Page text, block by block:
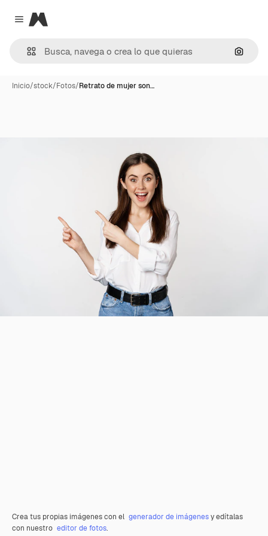
Close menu
Magnific
Inicio/stock/Fotos/Retrato de mujer son…
Crea tus propias imágenes con el generador de imágenesy edítalas
con nuestro editor de fotos.